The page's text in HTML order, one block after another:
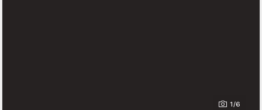
1/6